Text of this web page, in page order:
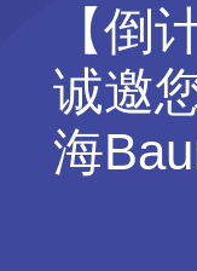
【倒
诚邀
海